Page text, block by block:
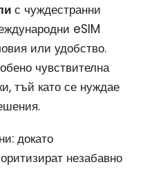
с чуждестранни
eSIM
или удобство.
чувствителна
тъй като се нуждае
докато
незабавно